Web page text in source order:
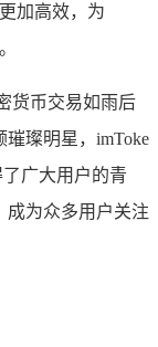
加高效，为
货币交易如雨后
璨明星，imToke
广大用户的青
成为众多用户关注